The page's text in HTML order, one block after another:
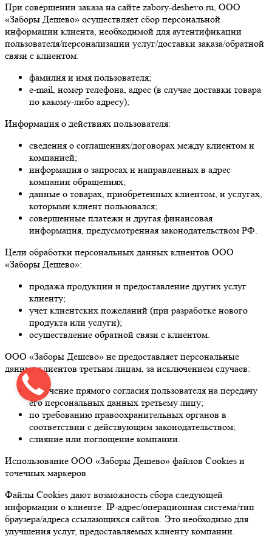
При совершении заказа на сайте zabory-deshevo.ru, ООО
«Заборы Дешево» осуществляет сбор персональной
информации клиента, необходимой для аутентификации
пользователя/персонализации услуг/доставки заказа/обратной
связи с клиентом:
фамилия и имя пользователя;
e-mail, номер телефона, адрес (в случае доставки товара
по какому-либо адресу);
Информация о действиях пользователя:
сведения о соглашениях/договорах между клиентом и
компанией;
информация о запросах и направленных в адрес
компании обращениях;
данные о товарах, приобретенных клиентом, и услугах,
которыми клиент пользовался;
совершенные платежи и другая финансовая
информация, предусмотренная законодательством РФ.
Цели обработки персональных данных клиентов ООО
«Заборы Дешево»:
продажа продукции и предоставление других услуг
клиенту;
учет клиентских пожеланий (при разработке нового
продукта или услуги);
осуществление обратной связи с клиентом.
ООО «Заборы Дешево» не предоставляет персональные
данные клиентов третьим лицам, за исключением случаев:
получение прямого согласия пользователя на передачу
его персональных данных третьему лицу;
по требованию правоохранительных органов в
соответствии с действующим законодательством;
слияние или поглощение компании.
Использование ООО «Заборы Дешево» файлов Cookies и
точечных маркеров
Файлы Cookies дают возможность сбора следующей
информации о клиенте: IP-адрес/операционная система/тип
браузера/адреса ссылающихся сайтов. Это необходимо для
улучшения услуг, предоставляемых клиенту компании.